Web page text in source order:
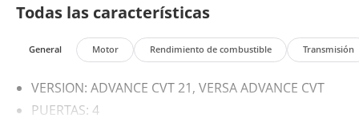
Todas las características
General Motor Rendimiento de combustible Transmisión
VERSION: ADVANCE CVT 21, VERSA ADVANCE CVT
PUERTAS: 4